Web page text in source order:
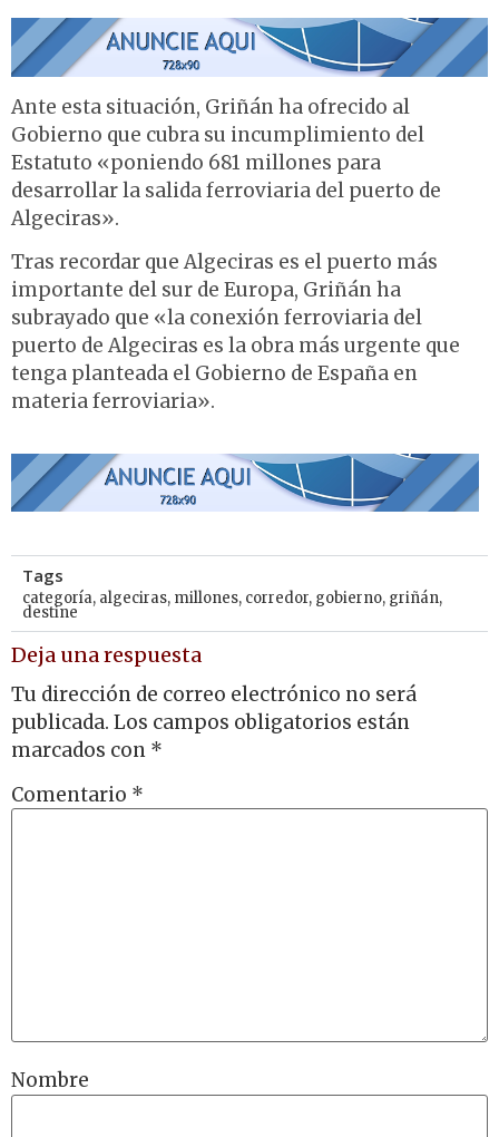
Ante esta situación, Griñán ha ofrecido al
Gobierno que cubra su incumplimiento del
Estatuto «poniendo 681 millones para
desarrollar la salida ferroviaria del puerto de
Algeciras».
Tras recordar que Algeciras es el puerto más
importante del sur de Europa, Griñán ha
subrayado que «la conexión ferroviaria del
puerto de Algeciras es la obra más urgente que
tenga planteada el Gobierno de España en
materia ferroviaria».
Tags
categoría, algeciras, millones, corredor, gobierno, griñán,
destine
Deja una respuesta
Tu dirección de correo electrónico no será
publicada. Los campos obligatorios están
marcados con *
Comentario *
Nombre